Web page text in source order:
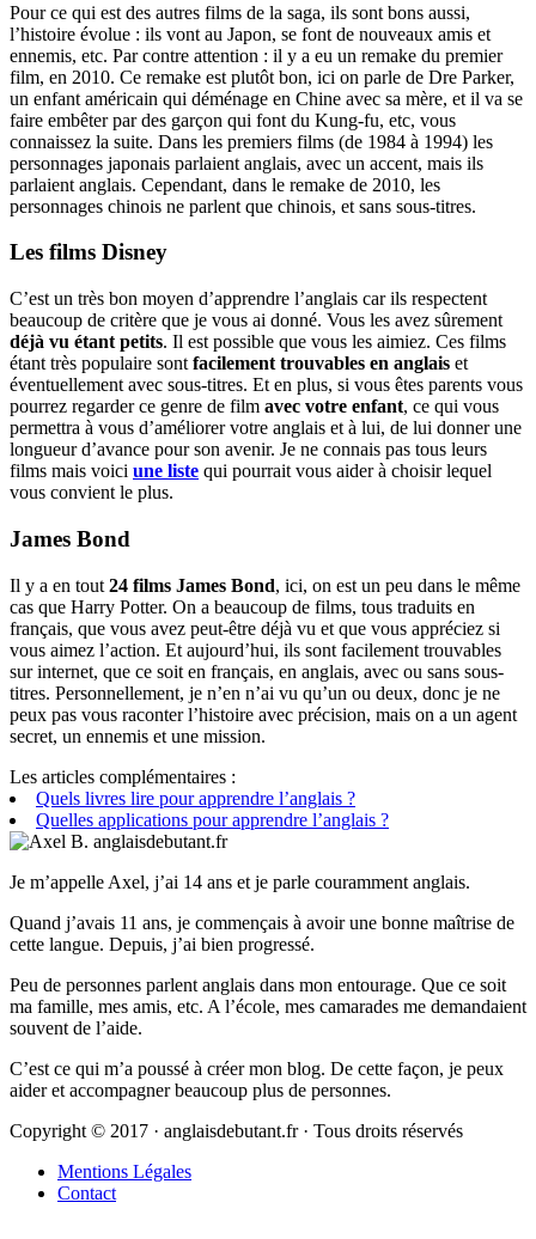
Pour ce qui est des autres films de la saga, ils sont bons aussi,
l’histoire évolue : ils vont au Japon, se font de nouveaux amis et
ennemis, etc. Par contre attention : il y a eu un remake du premier
film, en 2010. Ce remake est plutôt bon, ici on parle de Dre Parker,
un enfant américain qui déménage en Chine avec sa mère, et il va se
faire embêter par des garçon qui font du Kung-fu, etc, vous
connaissez la suite. Dans les premiers films (de 1984 à 1994) les
personnages japonais parlaient anglais, avec un accent, mais ils
parlaient anglais. Cependant, dans le remake de 2010, les
personnages chinois ne parlent que chinois, et sans sous-titres.
Les films Disney
C’est un très bon moyen d’apprendre l’anglais car ils respectent
beaucoup de critère que je vous ai donné. Vous les avez sûrement
déjà vu étant petits. Il est possible que vous les aimiez. Ces films
étant très populaire sont facilement trouvables en anglais et
éventuellement avec sous-titres. Et en plus, si vous êtes parents vous
pourrez regarder ce genre de film avec votre enfant, ce qui vous
permettra à vous d’améliorer votre anglais et à lui, de lui donner une
longueur d’avance pour son avenir. Je ne connais pas tous leurs
films mais voici une liste qui pourrait vous aider à choisir lequel
vous convient le plus.
James Bond
Il y a en tout 24 films James Bond, ici, on est un peu dans le même
cas que Harry Potter. On a beaucoup de films, tous traduits en
français, que vous avez peut-être déjà vu et que vous appréciez si
vous aimez l’action. Et aujourd’hui, ils sont facilement trouvables
sur internet, que ce soit en français, en anglais, avec ou sans sous-
titres. Personnellement, je n’en n’ai vu qu’un ou deux, donc je ne
peux pas vous raconter l’histoire avec précision, mais on a un agent
secret, un ennemis et une mission.
Les articles complémentaires :
Quels livres lire pour apprendre l’anglais ?
Quelles applications pour apprendre l’anglais ?
Je m’appelle Axel, j’ai 14 ans et je parle couramment anglais.
Quand j’avais 11 ans, je commençais à avoir une bonne maîtrise de
cette langue. Depuis, j’ai bien progressé.
Peu de personnes parlent anglais dans mon entourage. Que ce soit
ma famille, mes amis, etc. A l’école, mes camarades me demandaient
souvent de l’aide.
C’est ce qui m’a poussé à créer mon blog. De cette façon, je peux
aider et accompagner beaucoup plus de personnes.
Copyright © 2017 · anglaisdebutant.fr · Tous droits réservés
Mentions Légales
Contact